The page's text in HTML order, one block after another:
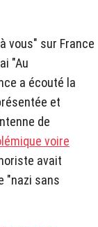
vous" sur France
"Au
a écouté la
et
de
voire
avait
"nazi sans